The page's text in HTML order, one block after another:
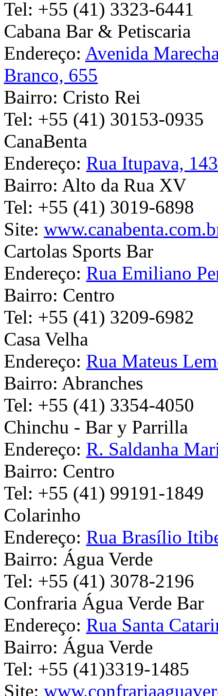
Tel: +55 (41) 3323-6441
Cabana Bar & Petiscaria
Endereço: Avenida
Branco, 655
Bairro: Cristo Rei
Tel: +55 (41) 30153-0935
CanaBenta
Endereço: Rua Itupava,
Bairro: Alto da Rua XV
Tel: +55 (41) 3019-6898
Site:
Cartolas Sports Bar
Endereço: Rua Emiliano
Bairro: Centro
Tel: +55 (41) 3209-6982
Casa Velha
Endereço: Rua Mateus
Bairro: Abranches
Tel: +55 (41) 3354-4050
Chinchu - Bar y Parrilla
Endereço: R. Saldanha
Bairro: Centro
Tel: +55 (41) 99191-1849
Colarinho
Endereço: Rua Brasílio
Bairro: Água Verde
Tel: +55 (41) 3078-2196
Confraria Água Verde Bar
Endereço: Rua Santa
Bairro: Água Verde
Tel: +55 (41)3319-1485
Site: